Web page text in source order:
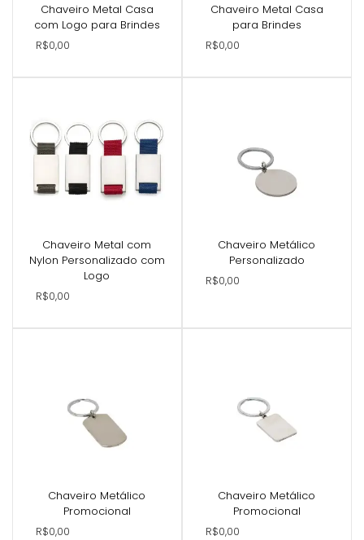
Chaveiro Metal Casa
com Logo para Brindes
R$0,00
Chaveiro Metal Casa
para Brindes
R$0,00
Chaveiro Metal com
Nylon Personalizado com
Logo
R$0,00
Chaveiro Metálico
Personalizado
R$0,00
Chaveiro Metálico
Promocional
R$0,00
Chaveiro Metálico
Promocional
R$0,00